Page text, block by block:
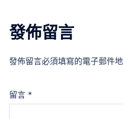
發佈留言
發佈留言必須填寫的電子郵件
留言 *